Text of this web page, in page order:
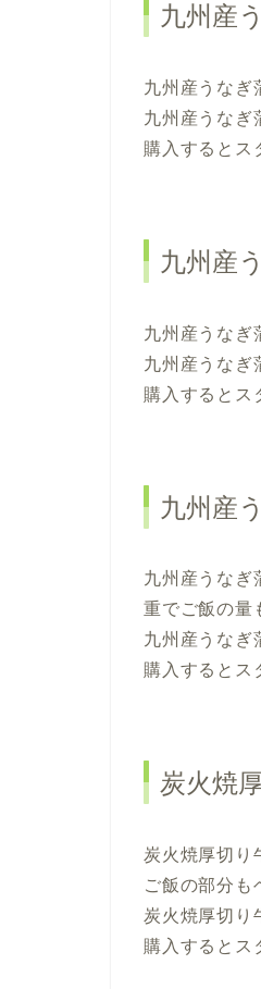
九州産
九州産うなぎ
九州産うなぎ
購入するとス
九州産
九州産うなぎ
九州産うなぎ
購入するとス
九州産
九州産うなぎ
重でご飯の量
九州産うなぎ
購入するとス
炭火焼
炭火焼厚切り
ご飯の部分も
炭火焼厚切り
購入するとス